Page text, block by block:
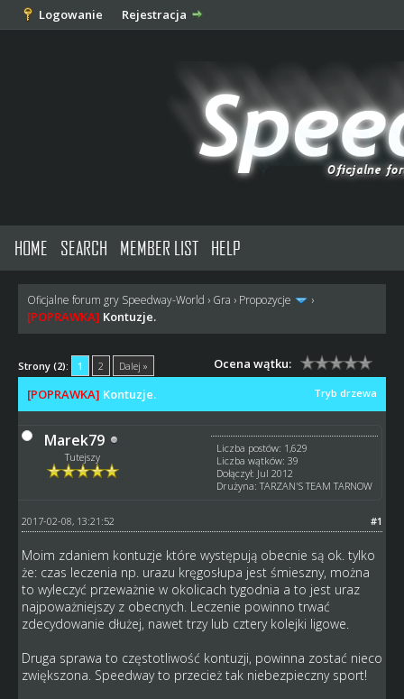
Logowanie Rejestracja
HOME SEARCH MEMBER LIST HELP
Oficjalne forum gry Speedway-World › Gra › Propozycje ›
[POPRAWKA] Kontuzje.
Strony (2): 1 2 Dalej » Ocena wątku:
Tryb drzewa
[POPRAWKA] Kontuzje.
Marek79
Tutejszy
Liczba postów: 1,629
Liczba wątków: 39
Dołączył: Jul 2012
Drużyna: TARZAN'S TEAM TARNOW
#1
2017-02-08, 13:21:52
Moim zdaniem kontuzje które występują obecnie są ok. tylko
że: czas leczenia np. urazu kręgosłupa jest śmieszny, można
to wyleczyć przeważnie w okolicach tygodnia a to jest uraz
najpoważniejszy z obecnych. Leczenie powinno trwać
zdecydowanie dłużej, nawet trzy lub cztery kolejki ligowe.
Druga sprawa to częstotliwość kontuzji, powinna zostać nieco
zwiększona. Speedway to przecież tak niebezpieczny sport!